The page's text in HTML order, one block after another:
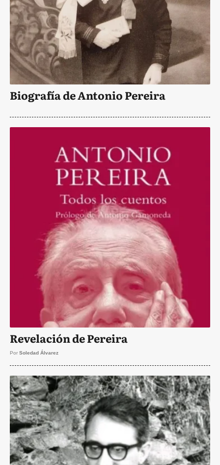
Biografía de Antonio Pereira
Revelación de Pereira
Por Soledad Álvarez